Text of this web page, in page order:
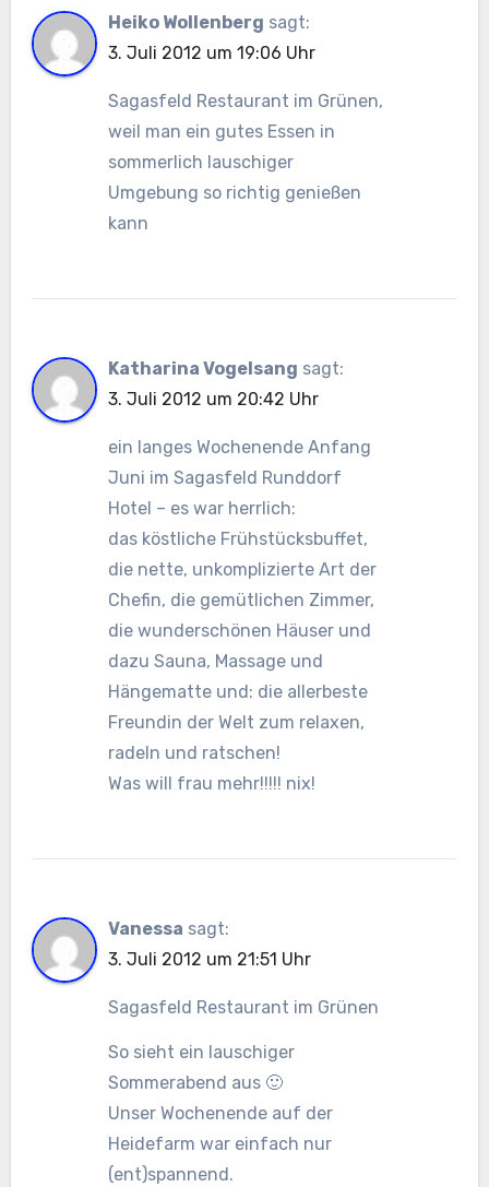
Heiko Wollenberg sagt:
3. Juli 2012 um 19:06 Uhr
Sagasfeld Restaurant im Grünen,
weil man ein gutes Essen in
sommerlich lauschiger
Umgebung so richtig genießen
kann
Katharina Vogelsang sagt:
3. Juli 2012 um 20:42 Uhr
ein langes Wochenende Anfang
Juni im Sagasfeld Runddorf
Hotel – es war herrlich:
das köstliche Frühstücksbuffet,
die nette, unkomplizierte Art der
Chefin, die gemütlichen Zimmer,
die wunderschönen Häuser und
dazu Sauna, Massage und
Hängematte und: die allerbeste
Freundin der Welt zum relaxen,
radeln und ratschen!
Was will frau mehr!!!!! nix!
Vanessa sagt:
3. Juli 2012 um 21:51 Uhr
Sagasfeld Restaurant im Grünen
So sieht ein lauschiger
Sommerabend aus 🙂
Unser Wochenende auf der
Heidefarm war einfach nur
(ent)spannend.